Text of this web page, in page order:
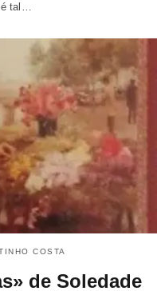
é tal…
COSTA
de Soledade